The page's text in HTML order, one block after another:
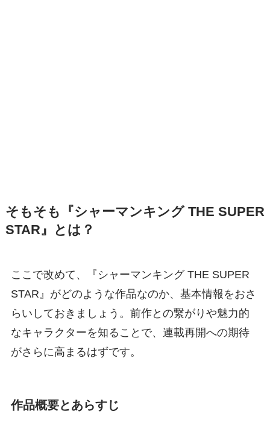
そもそも『シャーマンキング THE SUPER
STAR』とは？
ここで改めて、『シャーマンキング THE SUPER
STAR』がどのような作品なのか、基本情報をおさ
らいしておきましょう。前作との繋がりや魅力的
なキャラクターを知ることで、連載再開への期待
がさらに高まるはずです。
作品概要とあらすじ